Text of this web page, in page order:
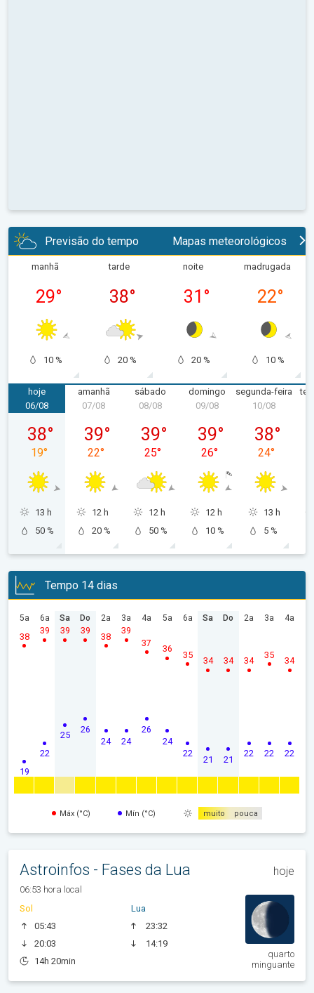
Previsão do tempo Mapas meteorológicos
manhã
29°
10 %
tarde
38°
20 %
noite
31 °
20 %
madrugada
22°
10 %
hoje
quinta-feira, 06/08
06/08
38°
19°
13 h
50 %
amanhã
sexta-feira, 07/08
07/08
39°
22°
12 h
20 %
sábado
sábado, 08/08
08/08
39°
25°
12 h
50 %
domingo
domingo, 09/08
09/08
39°
26°
12 h
10 %
segunda-feira
10/08
38°
24°
13 h
5 %
Tempo 14 dias
5a
19
38
6a
22
39
Sa
25
39
Do
26
39
2a
24
38
3a
24
39
4a
26
37
5a
24
36
6a
22
35
Sa
21
34
Do
21
34
2a
22
34
3a
22
35
4a
22
34
Máx (°C) Mín (°C) muito pouca
Astroinfos - Fases da Lua hoje
06:53 hora local
Sol
05:43
20:03
14h 20min
Lua
23:32
14:19
quarto
minguante